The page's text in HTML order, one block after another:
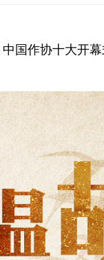
国作协十大开